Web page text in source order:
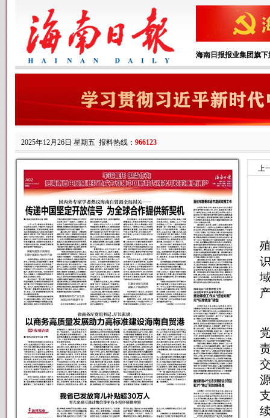
海南日报报业集团旗下
2025年12月26日 星期五 报料热线： 966123
上